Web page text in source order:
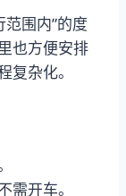
围内”的度
也方便安排
杂化。
需开车。